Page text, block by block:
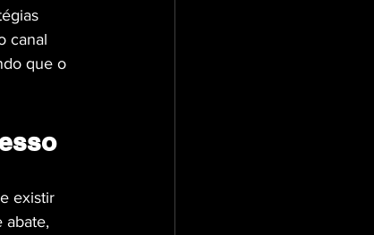
canal
que o
existir
abate,